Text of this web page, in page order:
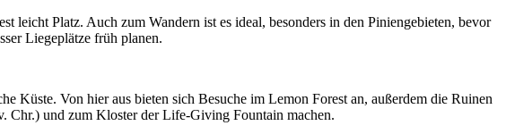
Platz. Auch zum Wandern ist es ideal, besonders in den Piniengebieten, bevor
Liegeplätze früh planen.
Küste. Von hier aus bieten sich Besuche im Lemon Forest an, außerdem die Ruinen
Chr.) und zum Kloster der Life-Giving Fountain machen.